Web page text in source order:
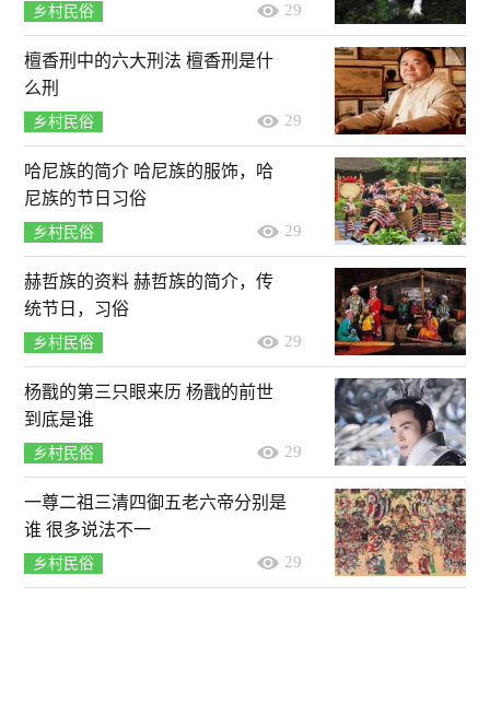
乡村民俗 29
檀香刑中的六大刑法 檀香刑是什
么刑
乡村民俗 29
哈尼族的简介 哈尼族的服饰，哈
尼族的节日习俗
乡村民俗 29
赫哲族的资料 赫哲族的简介，传
统节日，习俗
乡村民俗 29
杨戬的第三只眼来历 杨戬的前世
到底是谁
乡村民俗 29
一尊二祖三清四御五老六帝分别是
谁 很多说法不一
乡村民俗 29